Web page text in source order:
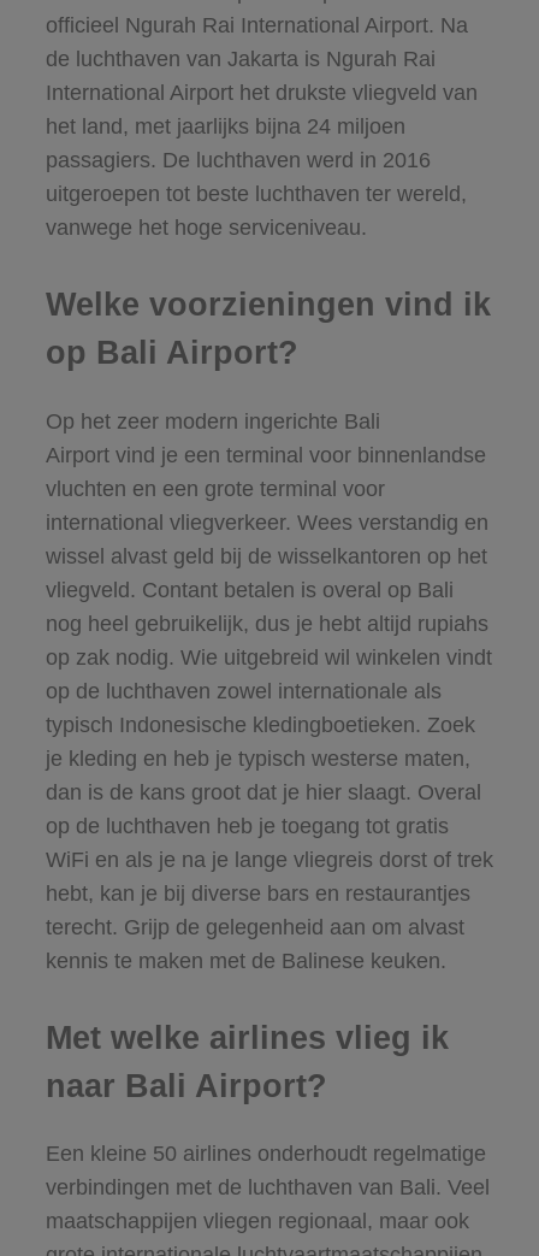
officieel Ngurah Rai International Airport. Na
de luchthaven van Jakarta is Ngurah Rai
International Airport het drukste vliegveld van
het land, met jaarlijks bijna 24 miljoen
passagiers. De luchthaven werd in 2016
uitgeroepen tot beste luchthaven ter wereld,
vanwege het hoge serviceniveau.
Welke voorzieningen vind ik
op Bali Airport?
Op het zeer modern ingerichte Bali
Airport vind je een terminal voor binnenlandse
vluchten en een grote terminal voor
international vliegverkeer. Wees verstandig en
wissel alvast geld bij de wisselkantoren op het
vliegveld. Contant betalen is overal op Bali
nog heel gebruikelijk, dus je hebt altijd rupiahs
op zak nodig. Wie uitgebreid wil winkelen vindt
op de luchthaven zowel internationale als
typisch Indonesische kledingboetieken. Zoek
je kleding en heb je typisch westerse maten,
dan is de kans groot dat je hier slaagt. Overal
op de luchthaven heb je toegang tot gratis
WiFi en als je na je lange vliegreis dorst of trek
hebt, kan je bij diverse bars en restaurantjes
terecht. Grijp de gelegenheid aan om alvast
kennis te maken met de Balinese keuken.
Met welke airlines vlieg ik
naar Bali Airport?
Een kleine 50 airlines onderhoudt regelmatige
verbindingen met de luchthaven van Bali. Veel
maatschappijen vliegen regionaal, maar ook